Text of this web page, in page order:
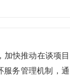
加快推动在谈项目
服务管理机制，通